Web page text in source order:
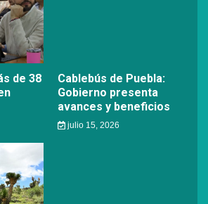
de 38
Cablebús de Puebla:
Gobierno presenta
avances y beneficios
julio 15, 2026